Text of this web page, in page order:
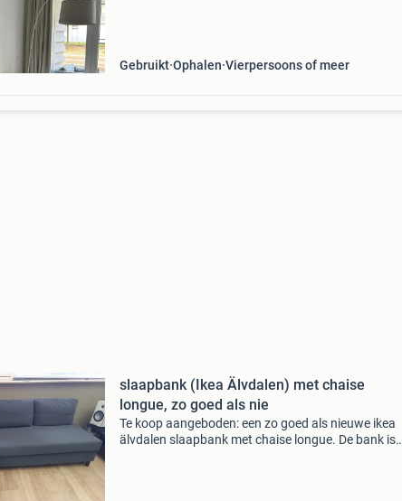
Gebruikt Ophalen Vierpersoons of meer
slaapbank (Ikea Älvdalen) met chaise
longue, zo goed als nie
Te koop aangeboden: een zo goed als nieuwe ikea
älvdalen slaapbank met chaise longue. De bank is